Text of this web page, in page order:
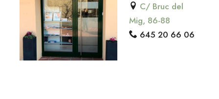
C/ Bruc del
Mig, 86-88
645 20 66 06